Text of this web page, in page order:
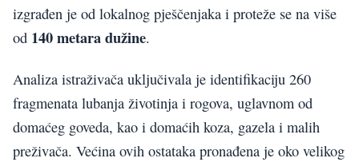
izgrađen je od lokalnog pješčenjaka i proteže se na više
od 140 metara dužine.
Analiza istraživača uključivala je identifikaciju 260
fragmenata lubanja životinja i rogova, uglavnom od
domaćeg goveda, kao i domaćih koza, gazela i malih
preživača. Većina ovih ostataka pronađena je oko velikog